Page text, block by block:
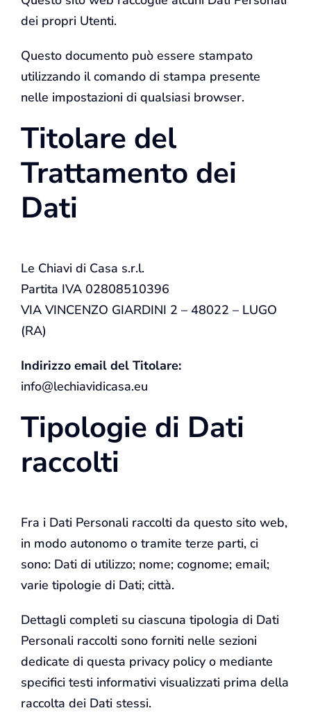
dei propri Utenti.
Questo documento può essere stampato
utilizzando il comando di stampa presente
nelle impostazioni di qualsiasi browser.
Titolare del
Trattamento dei
Dati
Le Chiavi di Casa s.r.l.
Partita IVA 02808510396
VIA VINCENZO GIARDINI 2 – 48022 – LUGO
(RA)
Indirizzo email del Titolare:
info@lechiavidicasa.eu
Tipologie di Dati
raccolti
Fra i Dati Personali raccolti da questo sito web,
in modo autonomo o tramite terze parti, ci
sono: Dati di utilizzo; nome; cognome; email;
varie tipologie di Dati; città.
Dettagli completi su ciascuna tipologia di Dati
Personali raccolti sono forniti nelle sezioni
dedicate di questa privacy policy o mediante
specifici testi informativi visualizzati prima della
raccolta dei Dati stessi.